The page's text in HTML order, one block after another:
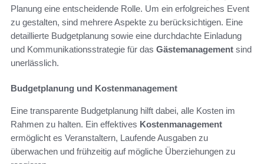
Planung eine entscheidende Rolle. Um ein erfolgreiches Event
zu gestalten, sind mehrere Aspekte zu berücksichtigen. Eine
detaillierte Budgetplanung sowie eine durchdachte Einladung
und Kommunikationsstrategie für das Gästemanagement sind
unerlässlich.
Budgetplanung und Kostenmanagement
Eine transparente Budgetplanung hilft dabei, alle Kosten im
Rahmen zu halten. Ein effektives Kostenmanagement
ermöglicht es Veranstaltern, Laufende Ausgaben zu
überwachen und frühzeitig auf mögliche Überziehungen zu